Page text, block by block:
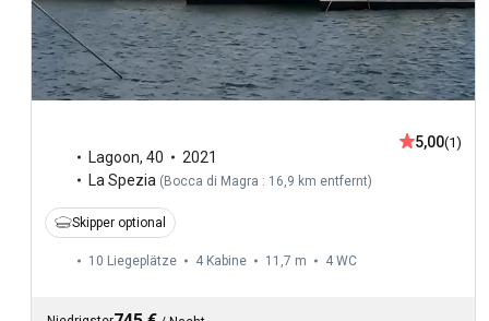
Lagoon, 40
2021
La Spezia (Bocca di Magra : 16,9 km entfernt)
5,00(1)
Skipper optional
10 Liegeplätze 4 Kabine 11,7 m 4 WC